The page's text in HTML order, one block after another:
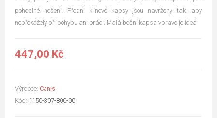
pohodlné nošení. Přední klínové kapsy jsou navrženy tak, aby
nepřekážely při pohybu ani práci. Malá boční kapsa vpravo je ideá
447,00 Kč
Výrobce: Canis
Kód: 1150-307-800-00